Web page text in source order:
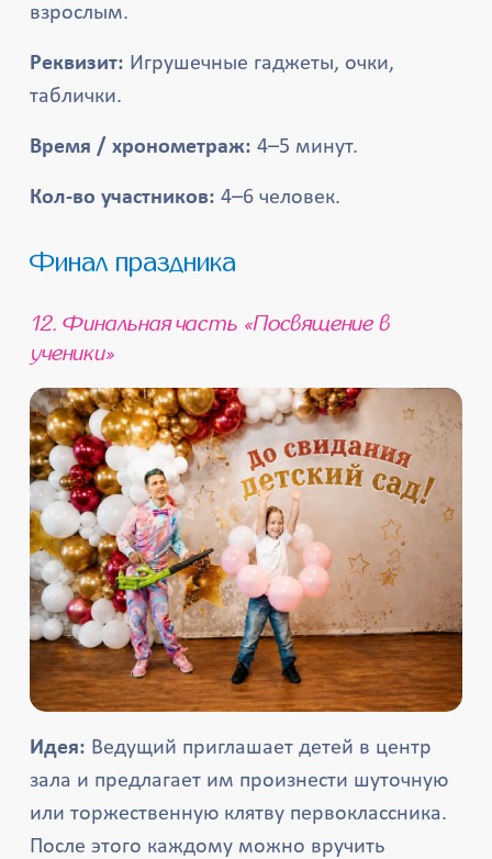
взрослым.
Реквизит: Игрушечные гаджеты, очки,
таблички.
Время / хронометраж: 4–5 минут.
Кол-во участников: 4–6 человек.
Финал праздника
12. Финальная часть «Посвящение в
ученики»
Идея: Ведущий приглашает детей в центр
зала и предлагает им произнести шуточную
или торжественную клятву первоклассника.
После этого каждому можно вручить